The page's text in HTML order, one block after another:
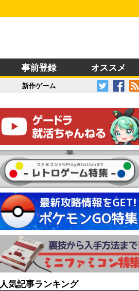
事前登録 オススメ
新作ゲーム
人気記事ランキング